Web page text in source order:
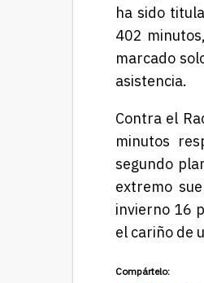
ha sido
402
marcado
asistencia.
Contra el
minutos
segundo
extremo
invierno 16
el cariño de
Compártelo: